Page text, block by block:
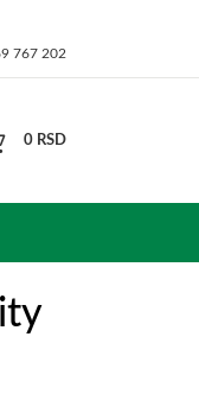
767 202
0 RSD